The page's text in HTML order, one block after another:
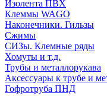
Изолента ПВХ
Клеммы WAGO
Наконечники. Гильзы
Сжимы
СИЗы. Клемные ряды
Хомуты и т.д.
Трубы и металлорукава
Аксессуары к трубе и
Гофротруба ПНД